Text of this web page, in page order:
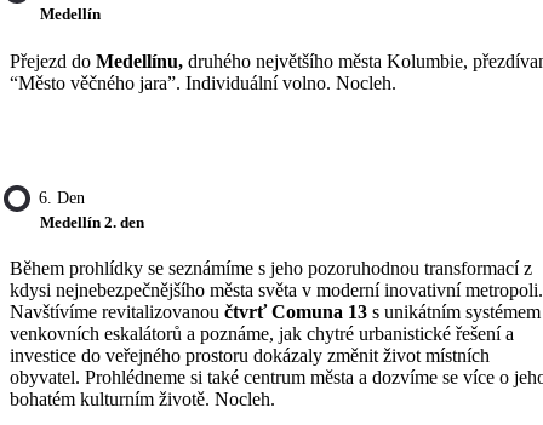
Medellín
Přejezd do Medellínu, druhého největšího města Kolumbie,
“Město věčného jara”. Individuální volno. Nocleh.
6. Den
Medellín 2. den
Během prohlídky se seznámíme s jeho pozoruhodnou transformací z
kdysi nejnebezpečnějšího města světa v moderní inovativní metropoli.
Navštívíme revitalizovanou čtvrť Comuna 13 s unikátním systémem
venkovních eskalátorů a poznáme, jak chytré urbanistické řešení a
investice do veřejného prostoru dokázaly změnit život místních
obyvatel. Prohlédneme si také centrum města a dozvíme se více o
bohatém kulturním životě. Nocleh.